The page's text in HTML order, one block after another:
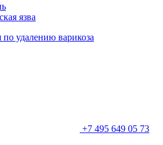
язва
удалению варикоза
+7 495 649 05 73